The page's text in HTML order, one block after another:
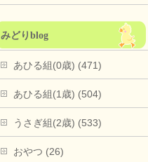
みどりblog
あひる組(0歳) (471)
あひる組(1歳) (504)
うさぎ組(2歳) (533)
おやつ (26)